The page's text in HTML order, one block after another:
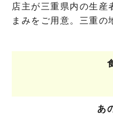
店主が三重県内の生産
まみをご用意。三重の
あ